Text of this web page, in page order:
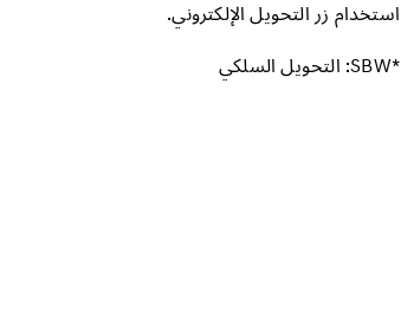
استخدام زر التحويل الإلكتروني.
*SBW: التحويل السلكي